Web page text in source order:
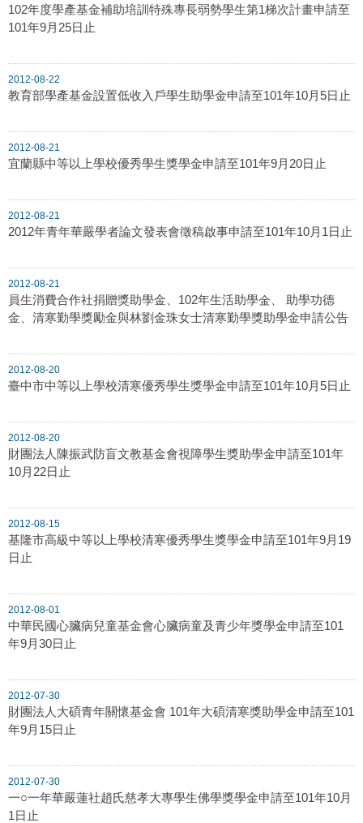
102年度學產基金補助培訓特殊專長弱勢學生第1梯次計畫申請至
101年9月25日止
2012-08-22
教育部學產基金設置低收入戶學生助學金申請至101年10月5日止
2012-08-21
宜蘭縣中等以上學校優秀學生獎學金申請至101年9月20日止
2012-08-21
2012年青年華嚴學者論文發表會徵稿啟事申請至101年10月1日止
2012-08-21
員生消費合作社捐贈獎助學金、102年生活助學金、 助學功德
金、清寒勤學獎勵金與林劉金珠女士清寒勤學獎助學金申請公告
2012-08-20
臺中市中等以上學校清寒優秀學生獎學金申請至101年10月5日止
2012-08-20
財團法人陳振武防盲文教基金會視障學生獎助學金申請至101年
10月22日止
2012-08-15
基隆市高級中等以上學校清寒優秀學生獎學金申請至101年9月19
日止
2012-08-01
中華民國心臟病兒童基金會心臟病童及青少年獎學金申請至101
年9月30日止
2012-07-30
財團法人大碩青年關懷基金會 101年大碩清寒獎助學金申請至101
年9月15日止
2012-07-30
一○一年華嚴蓮社趙氏慈孝大專學生佛學獎學金申請至101年10月
1日止